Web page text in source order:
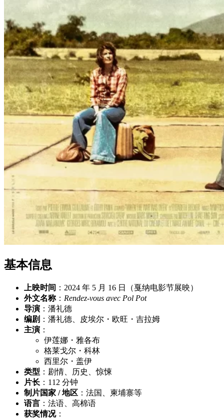
基本信息
上映时间 ：2024 年 5 月 16 日（戛纳电影节展映）
外文名称： Rendez-vous avec Pol Pot
导演 ：潘礼德
编剧 ：潘礼德、皮埃尔・欧旺・吉拉姆
主演 ：
伊莲娜・雅各布
格莱戈尔・科林
西里尔・盖伊
类型 ：剧情、历史、惊悚
片长 ：112 分钟
制片国家 / 地区 ：法国、柬埔寨等
语言 ：法语、高棉语
获奖情况：